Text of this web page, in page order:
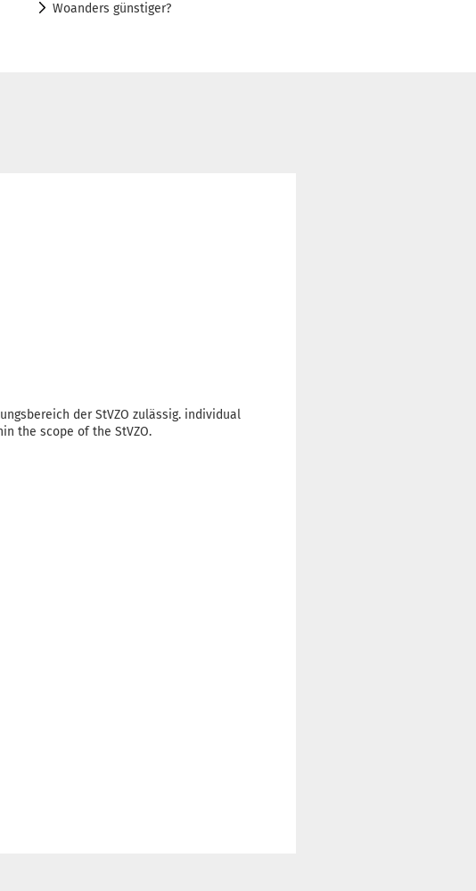
Woanders günstiger?
der StVZO zulässig. individual
the scope of the StVZO.